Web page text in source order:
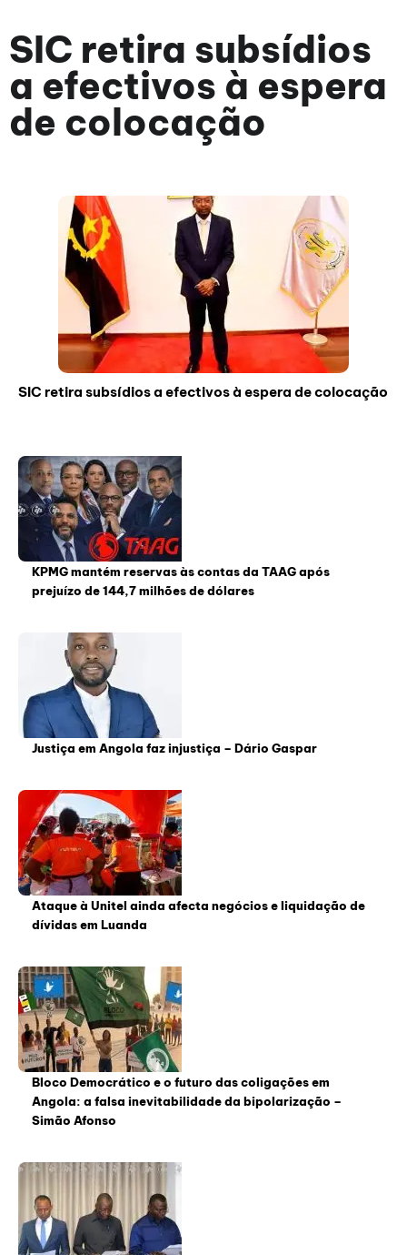
SIC retira subsídios
a efectivos à espera
de colocação
SIC retira subsídios a efectivos à espera de colocação
KPMG mantém reservas às contas da TAAG após
prejuízo de 144,7 milhões de dólares
Justiça em Angola faz injustiça – Dário Gaspar
Ataque à Unitel ainda afecta negócios e liquidação de
dívidas em Luanda
Bloco Democrático e o futuro das coligações em
Angola: a falsa inevitabilidade da bipolarização –
Simão Afonso